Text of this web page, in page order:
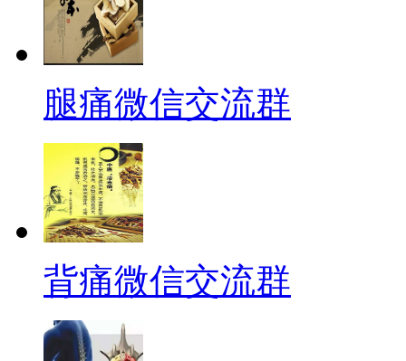
腿痛微信交流群
背痛微信交流群